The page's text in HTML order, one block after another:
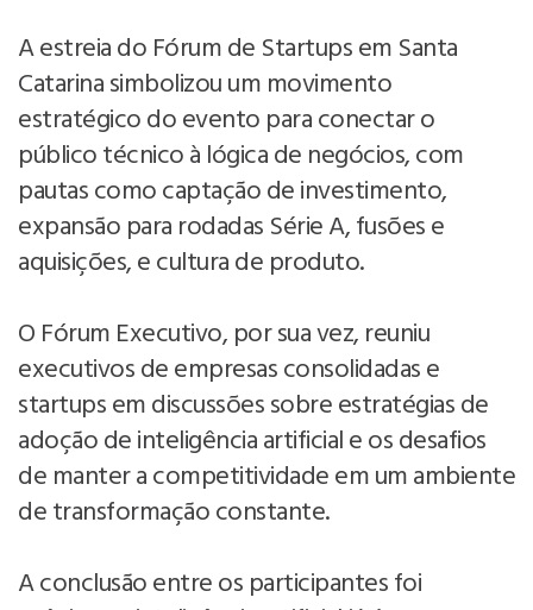
A estreia do Fórum de Startups em Santa
Catarina simbolizou um movimento
estratégico do evento para conectar o
público técnico à lógica de negócios, com
pautas como captação de investimento,
expansão para rodadas Série A, fusões e
aquisições, e cultura de produto.
O Fórum Executivo, por sua vez, reuniu
executivos de empresas consolidadas e
startups em discussões sobre estratégias de
adoção de inteligência artificial e os desafios
de manter a competitividade em um ambiente
de transformação constante.
A conclusão entre os participantes foi